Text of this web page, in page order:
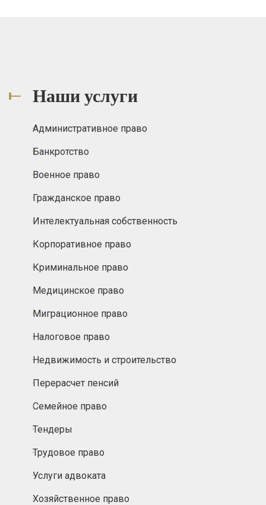
Наши услуги
Административное право
Банкротство
Военное право
Гражданское право
Интелектуальная собственность
Корпоративное право
Криминальное право
Медицинское право
Миграционное право
Налоговое право
Недвижимость и строительство
Перерасчет пенсий
Семейное право
Тендеры
Трудовое право
Услуги адвоката
Хозяйственное право